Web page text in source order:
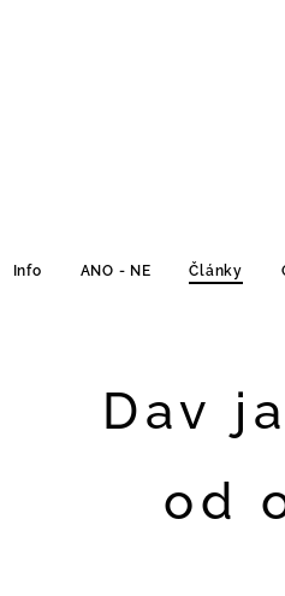
Info ANO - NE Články
Dav
od